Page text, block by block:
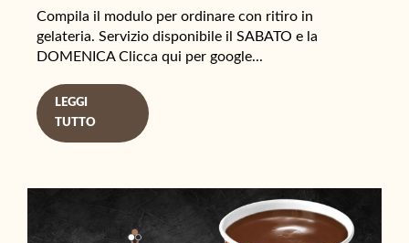
Compila il modulo per ordinare con ritiro in
gelateria. Servizio disponibile il SABATO e la
DOMENICA Clicca qui per google...
LEGGI
TUTTO